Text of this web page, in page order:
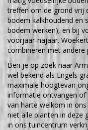
treffen om de grond vrij
bodem kalkhoudend en
bodem werken), en bij
voorjaar-najaar.
combineren met andere
Ben je op zoek naar
wel bekend als Engels
maximale hoogtevan
informatie ontvangen of
van harte welkom in
niet alle planten in deze
in ons tuincentrum